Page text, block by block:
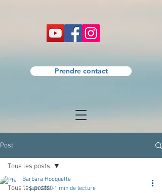
Prendre contact
Post
Tous les posts
Tous les posts
Barbara Hocquette
11 juin 2020 1 min de lecture